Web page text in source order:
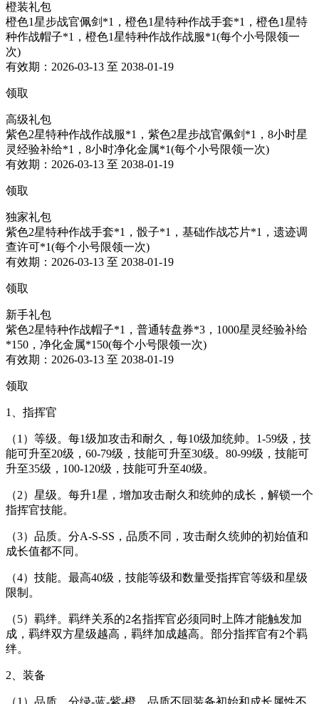
橙装礼包
橙色1星步战官佩剑*1，橙色1星特种作战手套*1，橙色1星特
种作战帽子*1，橙色1星特种作战作战服*1(每个小号限领一
次)
有效期：2026-03-13 至 2038-01-19
领取
高级礼包
紫色2星特种作战作战服*1，紫色2星步战官佩剑*1，8小时星
灵经验补给*1，8小时净化金属*1(每个小号限领一次)
有效期：2026-03-13 至 2038-01-19
领取
独家礼包
紫色2星特种作战手套*1，骰子*1，基础作战芯片*1，遗迹调
查许可*1(每个小号限领一次)
有效期：2026-03-13 至 2038-01-19
领取
新手礼包
紫色2星特种作战帽子*1，普通转盘券*3，1000星灵经验补给
*150，净化金属*150(每个小号限领一次)
有效期：2026-03-13 至 2038-01-19
领取
1、指挥官
（1）等级。每1级加攻击和耐久，每10级加统帅。1-59级，技
能可升至20级，60-79级，技能可升至30级。80-99级，技能可
升至35级，100-120级，技能可升至40级。
（2）星级。每升1星，增加攻击耐久和统帅的成长，解锁一个
指挥官技能。
（3）品质。分A-S-SS，品质不同，攻击耐久统帅的初始值和
成长值都不同。
（4）技能。最高40级，技能等级和数量受指挥官等级和星级
限制。
（5）羁绊。羁绊关系的2名指挥官必须同时上阵才能触发加
成，羁绊双方星级越高，羁绊加成越高。部分指挥官有2个羁
绊。
2、装备